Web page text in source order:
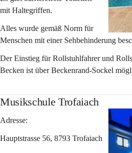
mit Haltegriffen.
Alles wurde gemäß Norm für
Menschen mit einer Sehbehinderung
Der Einstieg für Rollstuhlfahrer und
Becken ist über Beckenrand-Sockel
Musikschule Trofaiach
Adresse:
Hauptstrasse 56, 8793 Trofaiach